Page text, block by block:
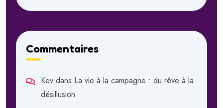
Commentaires
Kev dans La vie à la campagne : du rêve à la
désillusion